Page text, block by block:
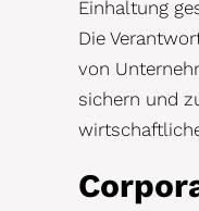
Einhaltung
Die
von
sichern und